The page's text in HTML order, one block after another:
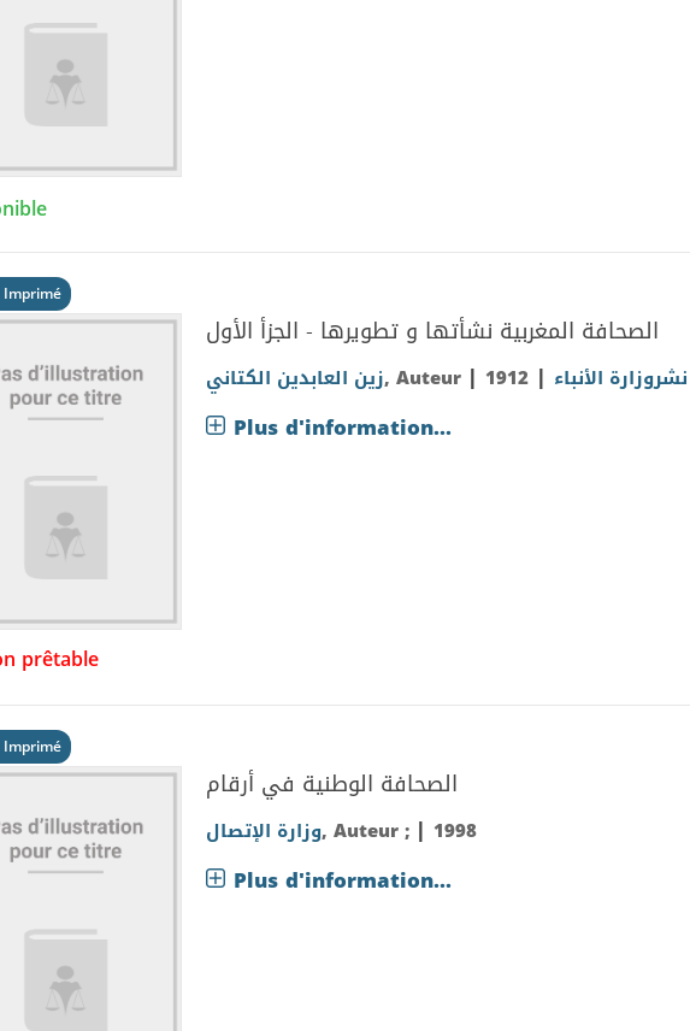
الصحافة المغربية نشأتها و تطويرها - الجزأ الأول
زين العابدين الكتاني, Auteur | نشروزارة الأنباء |
1912
Plus d'information...
prêtable
الصحافة الوطنية في أرقام
وزارة الإتصال, Auteur ; | 1998
Plus d'information...